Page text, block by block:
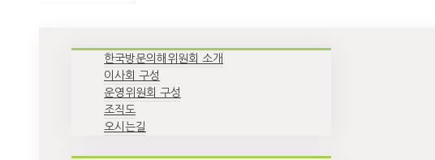
한국방문의해위원회 소개
이사회 구성
운영위원회 구성
조직도
오시는길